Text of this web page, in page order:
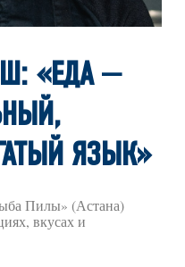
«ЕДА —
ЯЗЫК»
Пилы» (Астана)
вкусах и